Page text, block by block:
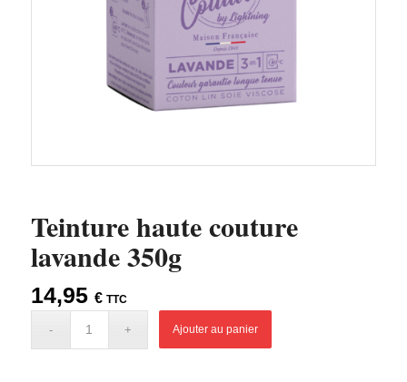
Teinture haute couture
lavande 350g
14,95 € TTC
Ajouter au panier